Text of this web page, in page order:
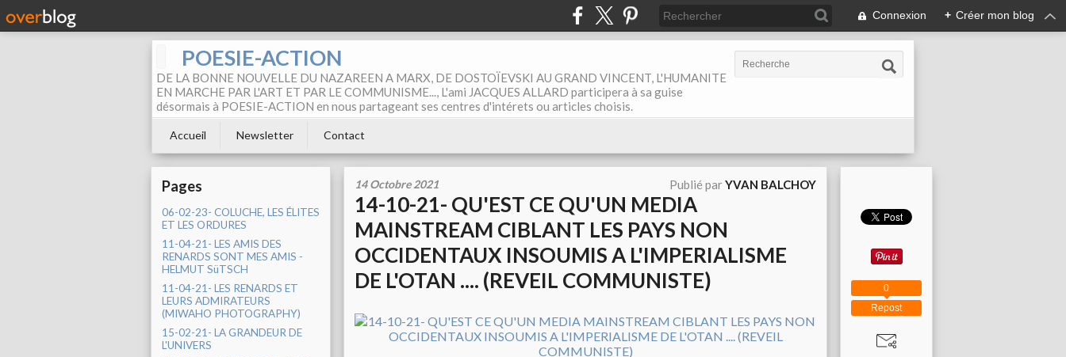
Connexion + Créer mon blog
POESIE-ACTION
DE LA BONNE NOUVELLE DU NAZAREEN A MARX, DE DOSTOÏEVSKI AU GRAND VINCENT, L'HUMANITE
EN MARCHE PAR L'ART ET PAR LE COMMUNISME..., L'ami JACQUES ALLARD participera à sa guise
désormais à POESIE-ACTION en nous partageant ses centres d'intérets ou articles choisis.
Accueil Newsletter Contact
Pages
06-02-23- COLUCHE, LES ÉLITES
ET LES ORDURES
11-04-21- LES AMIS DES
RENARDS SONT MES AMIS -
HELMUT SüTSCH
11-04-21- LES RENARDS ET
LEURS ADMIRATEURS
(MIWAHO PHOTOGRAPHY)
15-02-21- LA GRANDEUR DE
L'UNIVERS
14 Octobre 2021 Publié parYVAN BALCHOY
14-10-21- QU'EST CE QU'UN MEDIA
MAINSTREAM CIBLANT LES PAYS NON
OCCIDENTAUX INSOUMIS A L'IMPERIALISME
DE L'OTAN .... (REVEIL COMMUNISTE)
Repost
0